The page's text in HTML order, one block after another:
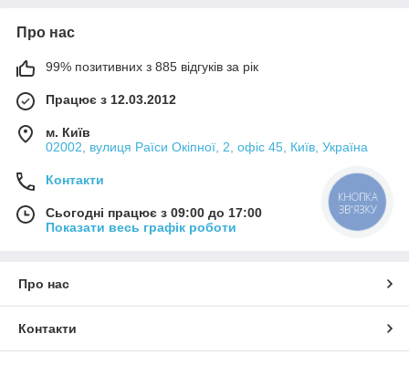
Про нас
99% позитивних з 885 відгуків за рік
Працює з 12.03.2012
м. Київ
02002, вулиця Раїси Окіпної, 2, офіс 45, Київ, Україна
Контакти
Сьогодні працює з 09:00 до 17:00
Показати весь графік роботи
Про нас
Контакти
КНОПКА
ЗВ'ЯЗКУ